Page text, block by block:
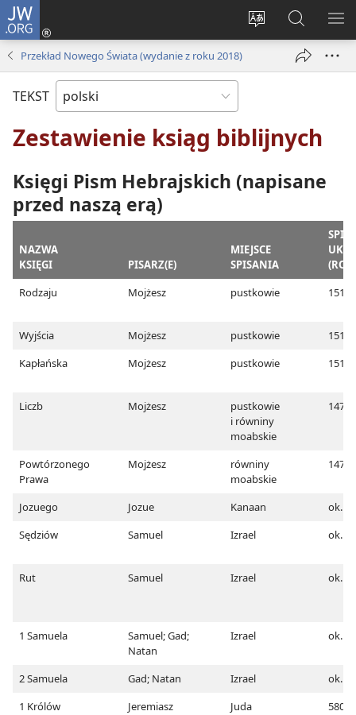
JW.ORG
Wybór
Logowanie
(opens
window)
Szukaj
na
JW.ORG
Przekład Nowego Świata (wydanie z roku 2018)
TEKST
Zestawienie ksiąg biblijnych
Księgi Pism Hebrajskich (napisane
przed naszą erą)
NAZWA
KSIĘGI
PISARZ(E)
MIEJSCE
SPISANIA
(ROK
Rodzaju
Mojżesz pustkowie 1513
Wyjścia Mojżesz pustkowie
1512
Kapłańska
Mojżesz pustkowie 1512
Liczb Mojżesz
pustkowie
i równiny
moabskie
1473
Powtórzonego
Prawa
Mojżesz
równiny
moabskie
1473
Jozuego Jozue Kanaan
ok.
Sędziów
Samuel Izrael ok.
Rut Samuel Izrael ok.
1 Samuela
Samuel; Gad;
Natan
Izrael ok.
2 Samuela Gad; Natan Izrael
ok.
1 Królów
Jeremiasz Juda
580